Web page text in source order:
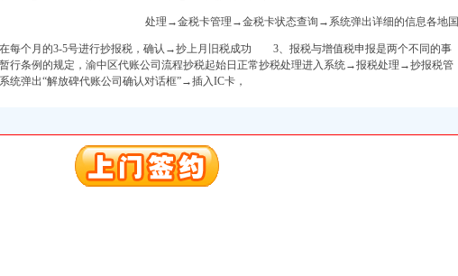
处理→金税卡管理→金税卡状态查询→系统弹出详细的信息各地国
每个月的3-5号进行抄报税，确认→抄上月旧税成功 3、报税与增值税申报是两个不同的事
行条例的规定， 渝中区代账公司流程抄税起始日正常抄税处理进入系统→报税处理→抄报税管
统弹出“解放碑代账公司确认对话框”→插入IC卡，